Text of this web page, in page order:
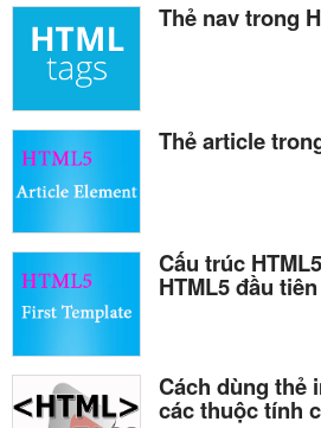
Thẻ nav trong
Thẻ article
Cấu trúc
HTML5 đầu tiên
Cách dùng thẻ
các thuộc tính